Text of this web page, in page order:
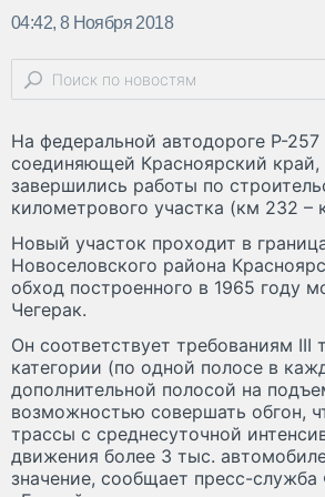
04:42, 8 Ноября 2018
На федеральной автодороге Р-257
соединяющей Красноярский
завершились работы по
километрового участка (км 232 –
Новый участок проходит в
Новоселовского района
обход построенного в 1965 году
Чегерак.
Он соответствует требованиям III
категории (по одной полосе в
дополнительной полосой на
возможностью совершать обгон,
трассы с среднесуточной
движения более 3 тыс.
значение, сообщает пресс-